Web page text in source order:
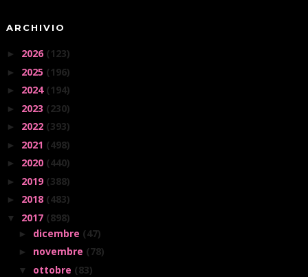
ARCHIVIO
► 2026 (123)
► 2025 (196)
► 2024 (194)
► 2023 (230)
► 2022 (393)
► 2021 (498)
► 2020 (440)
► 2019 (388)
► 2018 (483)
▼ 2017 (898)
► dicembre (47)
► novembre (78)
▼ ottobre (83)